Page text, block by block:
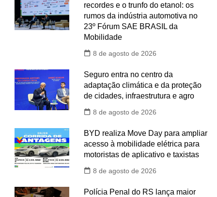
recordes e o trunfo do etanol: os
rumos da indústria automotiva no
23º Fórum SAE BRASIL da
Mobilidade
8 de agosto de 2026
Seguro entra no centro da
adaptação climática e da proteção
de cidades, infraestrutura e agro
8 de agosto de 2026
BYD realiza Move Day para ampliar
acesso à mobilidade elétrica para
motoristas de aplicativo e taxistas
8 de agosto de 2026
Polícia Penal do RS lança maior